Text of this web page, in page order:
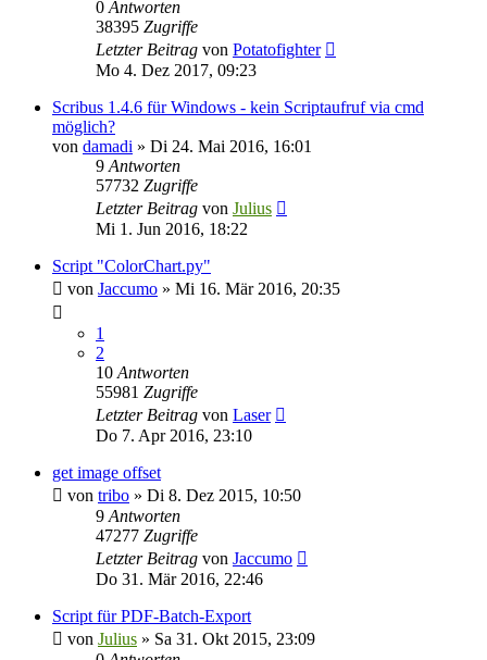
0 Antworten
38395 Zugriffe
Letzter Beitrag von Potatofighter
Mo 4. Dez 2017, 09:23
Scribus 1.4.6 für Windows - kein Scriptaufruf via cmd
möglich?
von damadi » Di 24. Mai 2016, 16:01
9 Antworten
57732 Zugriffe
Letzter Beitrag von Julius
Mi 1. Jun 2016, 18:22
Script "ColorChart.py"
von Jaccumo » Mi 16. Mär 2016, 20:35
1
2
10 Antworten
55981 Zugriffe
Letzter Beitrag von Laser
Do 7. Apr 2016, 23:10
get image offset
von tribo » Di 8. Dez 2015, 10:50
9 Antworten
47277 Zugriffe
Letzter Beitrag von Jaccumo
Do 31. Mär 2016, 22:46
Script für PDF-Batch-Export
von Julius » Sa 31. Okt 2015, 23:09